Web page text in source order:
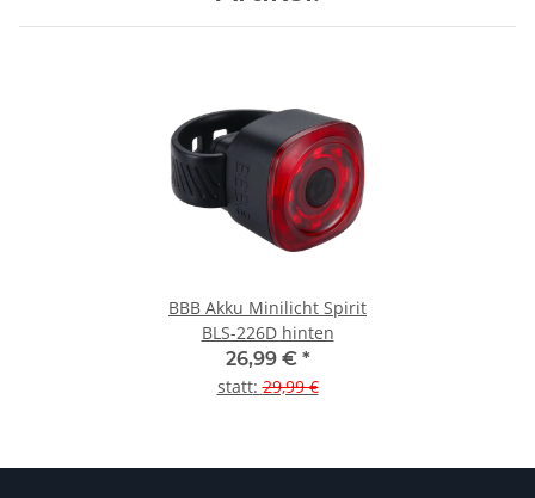
BBB Akku Minilicht Spirit
BLS-226D hinten
26,99 € *
statt:29,99 €